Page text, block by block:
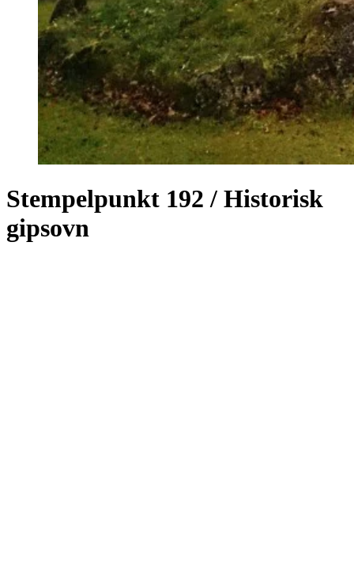
Stempelpunkt 192 / Historisk
gipsovn